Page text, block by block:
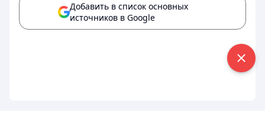
Добавить в список основных
источников в Google